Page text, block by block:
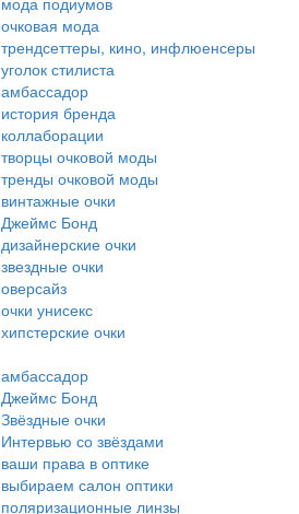
очковая мода
трендсеттеры, кино, инфлюенсеры
уголок стилиста
амбассадор
история бренда
коллаборации
творцы очковой моды
тренды очковой моды
винтажные очки
Джеймс Бонд
дизайнерские очки
звездные очки
оверсайз
очки унисекс
хипстерские очки
амбассадор
Джеймс Бонд
Звёздные очки
Интервью со звёздами
ваши права в оптике
выбираем салон оптики
поляризационные линзы